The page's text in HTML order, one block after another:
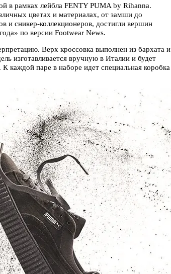
в рамках лейбла FENTY PUMA by Rihanna.
цветах и материалах, от замши до
и сникер-коллекционеров, достигли вершин
по версии Footwear News.
Верх кроссовка выполнен из бархата и
изготавливается вручную в Италии и будет
каждой паре в наборе идет специальная коробка